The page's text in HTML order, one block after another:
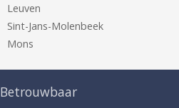
Leuven
Sint-Jans-Molenbeek
Mons
Betrouwbaar